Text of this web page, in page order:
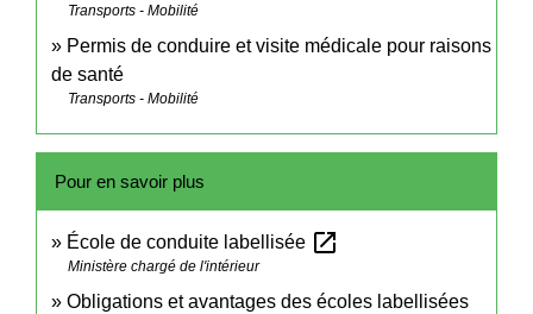
Transports - Mobilité
Permis de conduire et visite médicale pour raisons
de santé
Transports - Mobilité
Pour en savoir plus
École de conduite labellisée open_in_new
Ministère chargé de l'intérieur
Obligations et avantages des écoles labellisées